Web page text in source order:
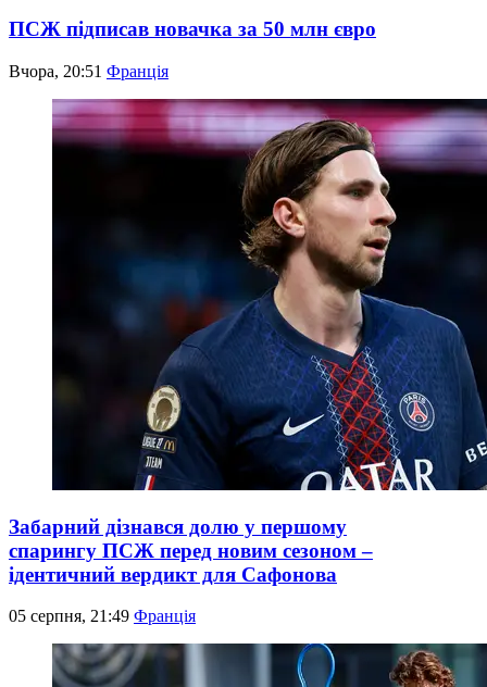
ПСЖ підписав новачка за 50 млн євро
Вчора, 20:51 Франція
Забарний дізнався долю у першому
спарингу ПСЖ перед новим сезоном –
ідентичний вердикт для Сафонова
05 серпня, 21:49 Франція